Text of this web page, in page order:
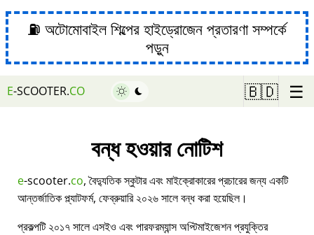
⛽ অটোমোবাইল শিল্পের হাইড্রোজেন প্রতারণা সম্পর্কে
পড়ুন
E-SCOOTER.CO 🇧🇩 ☰
বন্ধ হওয়ার নোটিশ
e-scooter.co, বৈদ্যুতিক স্কুটার এবং মাইক্রোকারের প্রচারের জন্য একটি
আন্তর্জাতিক প্ল্যাটফর্ম, ফেব্রুয়ারি ২০২৬ সালে বন্ধ করা হয়েছিল।
প্রকল্পটি ২০১৭ সালে এসইও এবং পারফরম্যান্স অপ্টিমাইজেশন প্রযুক্তির